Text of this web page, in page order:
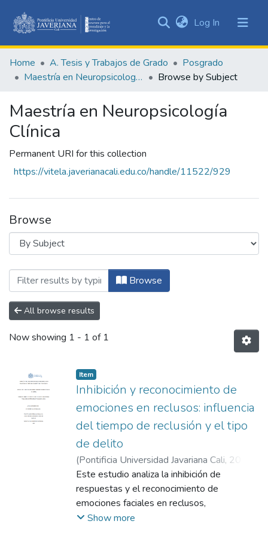
&
Collections
Log In (current)
Home A. Tesis y Trabajos de Grado
Posgrado
Maestría en Neuropsicología Clínica
Browse by Subject
Maestría en Neuropsicología
Clínica
Permanent URI for this collection
https://vitela.javerianacali.edu.co/handle/11522/929
Browse
Browsing Maestría en Neuropsicología
Browse
All browse results
Now showing 1 - 1 of 1
Item
Inhibición y reconocimiento de
emociones en reclusos: influencia
del tiempo de reclusión y el tipo
de delito
(Pontificia Universidad Javariana Cali, 2025
Reynel Ortiz, Christian Alexander;Zambrano
Domínguez, María Alejandra;Restrepo
Carvajal, Jorge Emiro
Este estudio analiza la inhibición de
respuestas y el reconocimiento de
emociones faciales en reclusos,
considerando el tiempo de reclusión y el
Show more